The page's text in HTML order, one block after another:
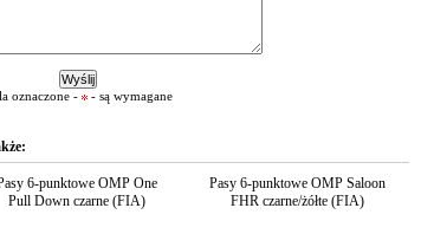
oznaczone - - są wymagane
6-punktowe OMP One
Pull Down czarne (FIA)
Pasy 6-punktowe OMP Saloon
FHR czarne/żółte (FIA)